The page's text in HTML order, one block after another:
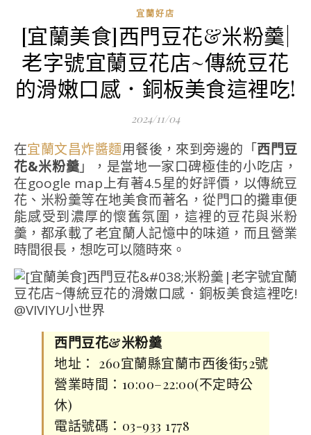
宜蘭好店
[宜蘭美食]西門豆花&米粉羹|
老字號宜蘭豆花店~傳統豆花
的滑嫩口感．銅板美食這裡吃!
2024/11/04
在宜蘭文昌炸醬麵用餐後，來到旁邊的「西門豆
花&米粉羹」，是當地一家口碑極佳的小吃店，
在google map上有著4.5星的好評價，以傳統豆
花、米粉羹等在地美食而著名，從門口的攤車便
能感受到濃厚的懷舊氛圍，這裡的豆花與米粉
羹，都承載了老宜蘭人記憶中的味道，而且營業
時間很長，想吃可以隨時來。
西門豆花&米粉羹
地址： 260宜蘭縣宜蘭市西後街52號
營業時間：10:00–22:00(不定時公
休)
電話號碼：03-933 1778